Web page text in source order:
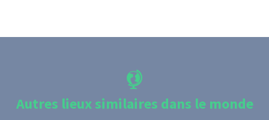
Autres lieux similaires dans le monde